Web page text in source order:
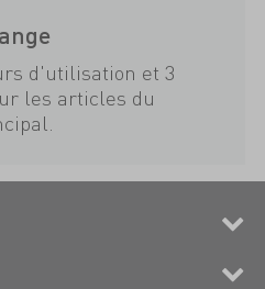
d'utilisation et 3
les articles du